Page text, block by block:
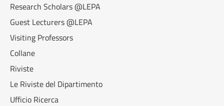
Research Scholars @LEPA
Guest Lecturers @LEPA
Visiting Professors
Collane
Riviste
Le Riviste del Dipartimento
Ufficio Ricerca